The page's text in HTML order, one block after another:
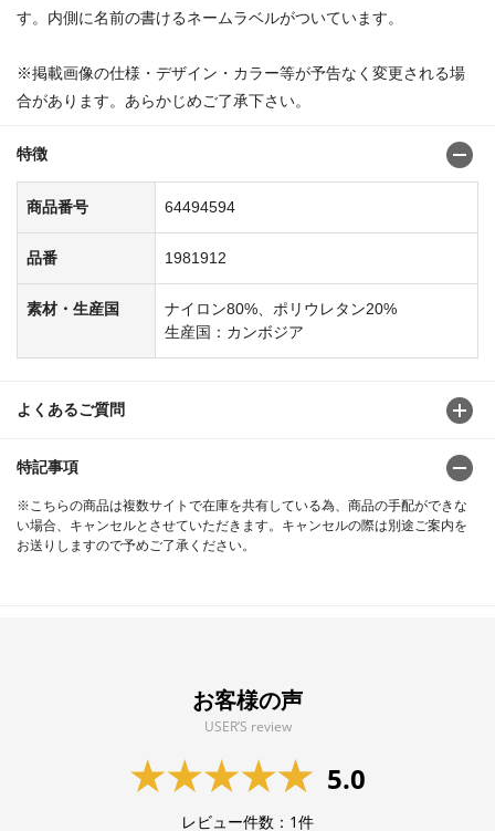
す。内側に名前の書けるネームラベルがついています。
※掲載画像の仕様・デザイン・カラー等が予告なく変更される場
合があります。あらかじめご了承下さい。
特徴
商品番号 64494594
品番 1981912
素材・生産国
ナイロン80%、ポリウレタン20%
生産国：カンボジア
よくあるご質問
特記事項
※こちらの商品は複数サイトで在庫を共有している為、商品の手配ができな
い場合、キャンセルとさせていただきます。キャンセルの際は別途ご案内を
お送りしますので予めご了承ください。
お客様の声
USER’S review
5.0
レビュー件数： 1件